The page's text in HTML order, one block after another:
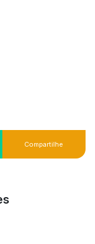
Compartilhe